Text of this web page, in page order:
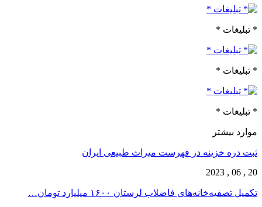
* تبلیغات *
* تبلیغات *
* تبلیغات *
موارد بیشتر
ثبت دره خزینه در فهرست میراث طبیعی ایران
20 , 06 , 2023
تکمیل تصفیه‌‌خانه‌های فاضلاب لرستان ۱۶۰۰ میلیارد تومان…